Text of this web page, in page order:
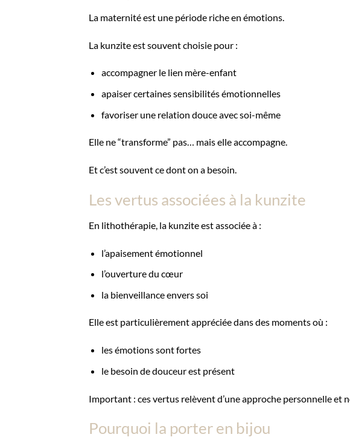
La maternité est une période riche en émotions.
La kunzite est souvent choisie pour :
accompagner le lien mère-enfant
apaiser certaines sensibilités émotionnelles
favoriser une relation douce avec soi-même
Elle ne “transforme” pas… mais elle accompagne.
Et c’est souvent ce dont on a besoin.
Les vertus associées à la kunzite
En lithothérapie, la kunzite est associée à :
l’apaisement émotionnel
l’ouverture du cœur
la bienveillance envers soi
Elle est particulièrement appréciée dans des moments où :
les émotions sont fortes
le besoin de douceur est présent
Important : ces vertus relèvent d’une approche personnelle et
Pourquoi la porter en bijou